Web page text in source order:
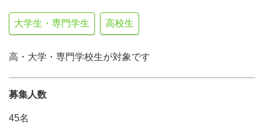
大学生・専門学生 高校生
高・大学・専門学校生が対象です
募集人数
45名